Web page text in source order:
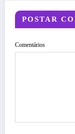
POSTAR
Comentários